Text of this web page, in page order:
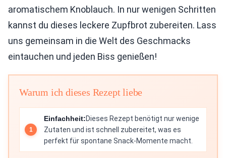
aromatischem Knoblauch. In nur wenigen Schritten
kannst du dieses leckere Zupfbrot zubereiten. Lass
uns gemeinsam in die Welt des Geschmacks
eintauchen und jeden Biss genießen!
Warum ich dieses Rezept liebe
Einfachheit:Dieses Rezept benötigt nur wenige
Zutaten und ist schnell zubereitet, was es
perfekt für spontane Snack-Momente macht.